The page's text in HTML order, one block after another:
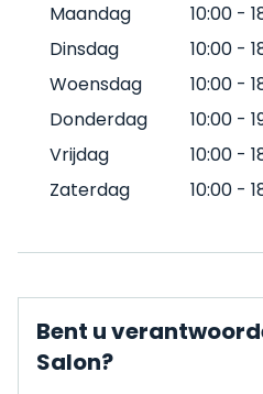
Maandag
10:00 -
Dinsdag
10:00 -
Woensdag
10:00 -
Donderdag
10:00 -
Vrijdag
10:00 -
Zaterdag
10:00 -
Bent u
Salon?